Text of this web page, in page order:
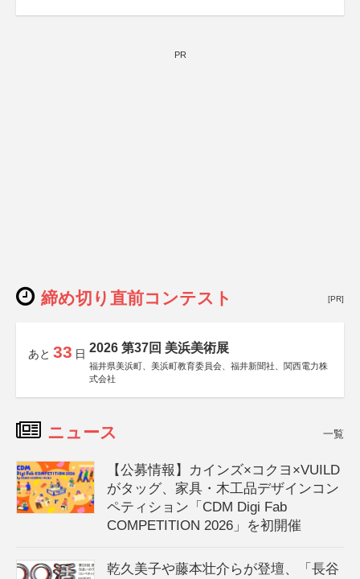
PR
締め切り直前コンテスト [PR]
あと 33 日 2026 第37回 美浜美術展
福井県美浜町、美浜町教育委員会、福井新聞社、関西電力株
式会社
ニュース 一覧
【公募情報】カインズ×コクヨ×VUILD
がタッグ、家具・木工品デザインコン
ペティション「CDM Digi Fab
COMPETITION 2026」を初開催
乾久美子や藤本壮介らが登壇、「長谷